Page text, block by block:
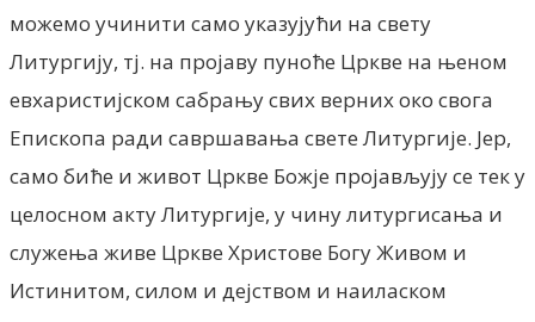
можемо учинити само указујући на свету
Литургију, тј. на пројаву пуноће Цркве на њеном
евхаристијском сабрању свих верних око свога
Епископа ради савршавања свете Литургије. Јер,
само биће и живот Цркве Божје пројављују се тек у
целосном акту Литургије, у чину литургисања и
служења живе Цркве Христове Богу Живом и
Истинитом, силом и дејством и наиласком